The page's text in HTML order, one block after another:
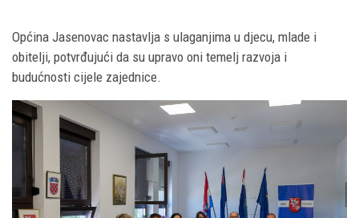
Općina Jasenovac nastavlja s ulaganjima u djecu, mlade i
obitelji, potvrđujući da su upravo oni temelj razvoja i
budućnosti cijele zajednice.